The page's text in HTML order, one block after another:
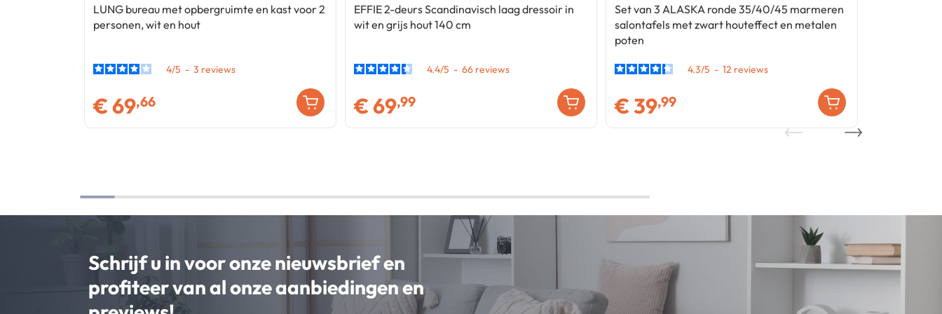
LUNG bureau met opbergruimte en kast voor 2
personen, wit en hout
4/5 - 3
€69,66
EFFIE 2-deurs Scandinavisch laag dressoir in
wit en grijs hout 140 cm
4.4/5 - 66
€69,99
Set van 3 ALASKA ronde 35/40/45 marmeren
salontafels met zwart houteffect en metalen
poten
4.3/5 - 12
€39,99
Schrijf u in voor onze nieuwsbrief en
profiteer van al onze aanbiedingen en